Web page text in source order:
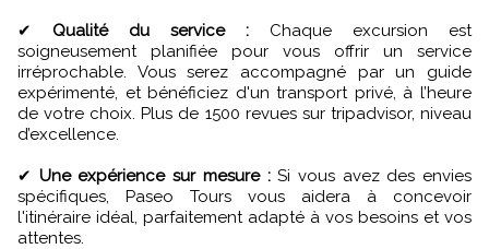
✔ Qualité du service : Chaque excursion est
soigneusement planifiée pour vous offrir un service
irréprochable. Vous serez accompagné par un guide
expérimenté, et bénéficiez d'un transport privé, à l’heure
de votre choix. Plus de 1500 revues sur tripadvisor, niveau
d’excellence.
✔ Une expérience sur mesure :Si vous avez des envies
spécifiques, Paseo Tours vous aidera à concevoir
l'itinéraire idéal, parfaitement adapté à vos besoins et vos
attentes.